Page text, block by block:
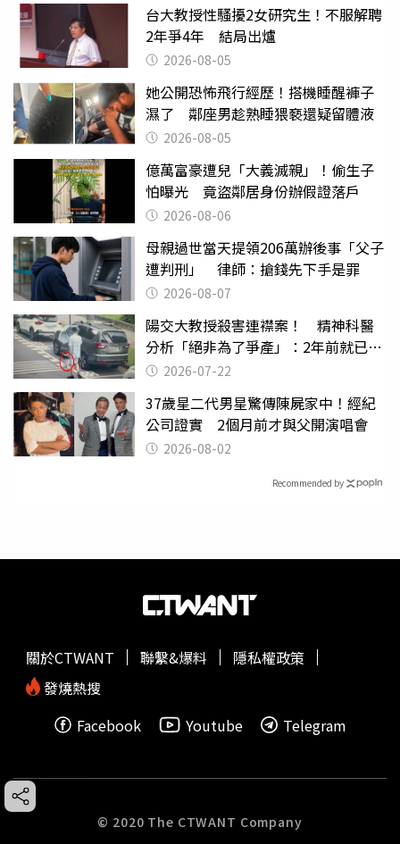
台大教授性騷擾2女研究生！不服解聘
2年爭4年 結局出爐
2026-08-05
她公開恐怖飛行經歷！搭機睡醒褲子
濕了 鄰座男趁熟睡猥褻還疑留體液
2026-08-05
億萬富豪遭兒「大義滅親」！偷生子
怕曝光 竟盜鄰居身份辦假證落戶
2026-08-06
母親過世當天提領206萬辦後事「父子
遭判刑」 律師：搶錢先下手是罪
2026-08-07
陽交大教授殺害連襟案！ 精神科醫
分析「絕非為了爭產」：2年前就已言
行詭異
2026-07-22
37歲星二代男星驚傳陳屍家中！經紀
公司證實 2個月前才與父開演唱會
2026-08-02
Recommended by
關於CTWANT 聯繫&爆料
隱私權政策
發燒熱搜
Facebook
Youtube Telegram
© 2020 The CTWANT Company